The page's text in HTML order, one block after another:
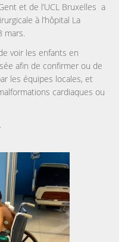
et de l’UCL Bruxelles a
à l’hôpital La
mars.
voir les enfants en
afin de confirmer ou de
les équipes locales, et
cardiaques ou